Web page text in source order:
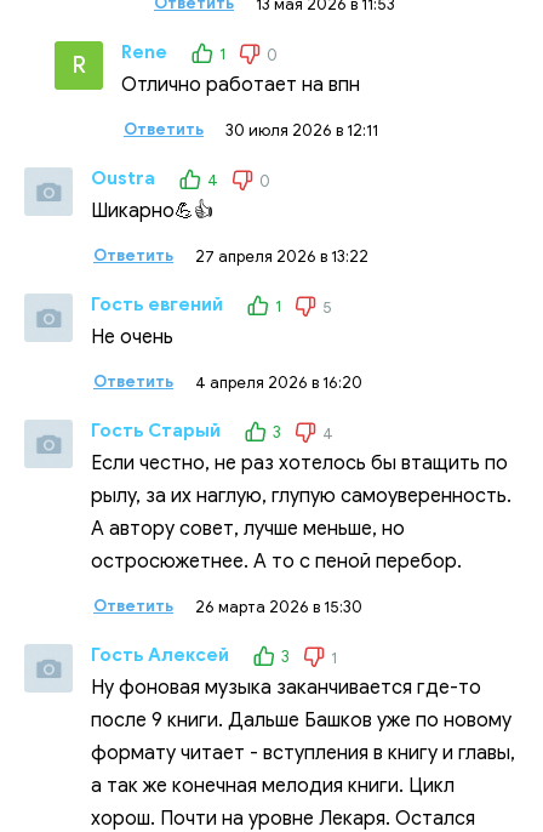
R Rene 1 0
Отлично работает на впн
Ответить 30 июля 2026 в 12:11
Oustra 4 0
Шикарно💪👍
Ответить 27 апреля 2026 в 13:22
Гость евгений 1 5
Не очень
Ответить 4 апреля 2026 в 16:20
Гость Старый 3 4
Если честно, не раз хотелось бы втащить по
рылу, за их наглую, глупую самоуверенность.
А автору совет, лучше меньше, но
остросюжетнее. А то с пеной перебор.
Ответить 26 марта 2026 в 15:30
Гость Алексей 3 1
Ну фоновая музыка заканчивается где-то
после 9 книги. Дальше Башков уже по новому
формату читает - вступления в книгу и главы,
а так же конечная мелодия книги. Цикл
хорош. Почти на уровне Лекаря. Остался